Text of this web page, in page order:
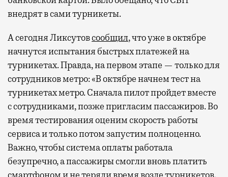
внедрят в сами турникеты.
А сегодня Ликсутовсообщил, что уже в октябре
начнутся испытания быстрых платежей на
турникетах. Правда, на первом этапе — только для
сотрудников метро: «В октябре начнем тест на
турникетах метро. Сначала пилот пройдет вместе
с сотрудниками, позже пригласим пассажиров. Во
время тестирования оценим скорость работы
сервиса и только потом запустим полноценно.
Важно, чтобы система оплаты работала
безупречно, а пассажиры смогли вновь платить